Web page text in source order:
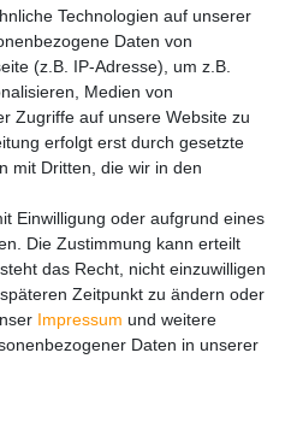
Technologien auf unserer
Daten von
(z.B. IP-Adresse), um z.B.
Medien von
Zugriffe auf unsere Website zu
erfolgt erst durch gesetzte
mit Dritten, die wir in den
Einwilligung oder aufgrund eines
Die Zustimmung kann erteilt
das Recht, nicht einzuwilligen
Zeitpunkt zu ändern oder
Impressum und weitere
Daten in unserer
widerrufen Kontakt
Vertrieb von Batterien oder mit
Batterien enthalten, sind wir
hinzuweisen:
Batterien als Endnutzer
Altbatterien, die wir als
oder geführt haben,
(Versandadresse)
abgebildeten Symbole
Mülltonne bedeutet, dass
gegeben werden darf.